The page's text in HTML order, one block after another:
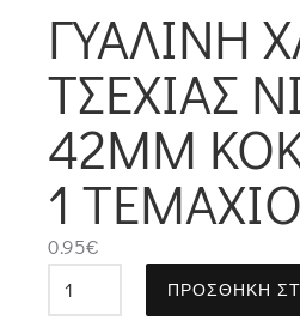
ΓΥΆΛΙΝΗ
ΤΣΕΧΊΑΣ
42MM
1 ΤΕΜΆΧΙΟ
0.95€
ΠΡΟΣΘΉΚΗ